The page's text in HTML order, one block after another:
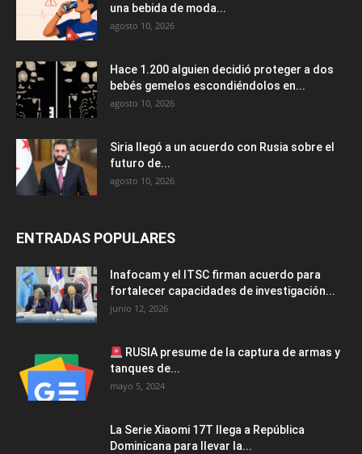
una bebida de moda...
agosto 10, 2026
Hace 1.200 alguien decidió proteger a dos
bebés gemelos escondiéndolos en...
agosto 10, 2026
Siria llegó a un acuerdo con Rusia sobre el
futuro de...
agosto 10, 2026
ENTRADAS POPULARES
Inafocam y el ITSC firman acuerdo para
fortalecer capacidades de investigación...
junio 12, 2026
RUSIA presume de la captura de armas y
tanques de...
mayo 5, 2024
La Serie Xiaomi 17T llega a República
Dominicana para llevar la...